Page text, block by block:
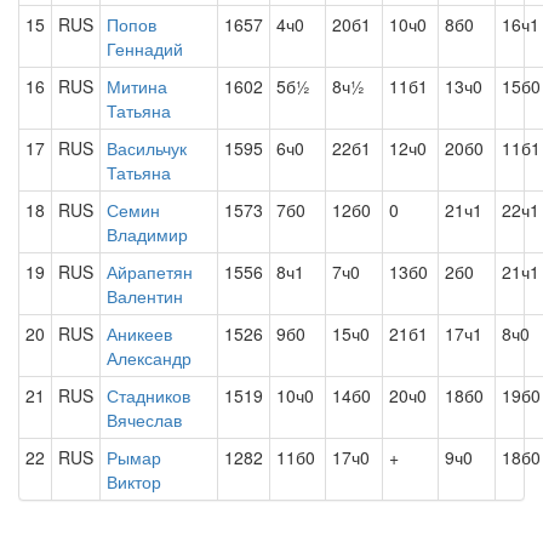
15 RUS Попов
Геннадий
1657 4ч0 20б1 10ч0 8б0 16ч1
16 RUS Митина
Татьяна
1602 5б½ 8ч½ 11б1 13ч0 15б0
17 RUS Васильчук
Татьяна
1595 6ч0 22б1 12ч0 20б0 11б1
18 RUS Семин
Владимир
1573 7б0 12б0 0 21ч1 22ч1
19 RUS Айрапетян
Валентин
1556 8ч1 7ч0 13б0 2б0 21ч1
20 RUS Аникеев
Александр
1526 9б0 15ч0 21б1 17ч1 8ч0
21 RUS Стадников
Вячеслав
1519 10ч0 14б0 20ч0 18б0 19б0
22 RUS Рымар
Виктор
1282 11б0 17ч0 + 9ч0 18б0